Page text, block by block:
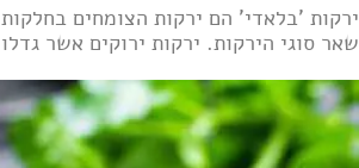
ירקות 'בלאדי' הם ירקות הצומחים
שאר סוגי הירקות. ירקות ירוקים אשר